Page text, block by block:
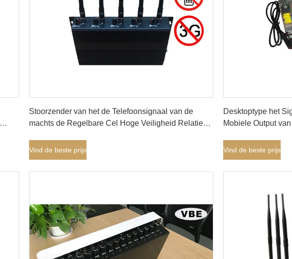
Stoorzender van het de Telefoonsignaal van de
machts de Regelbare Cel Hoge Veiligheid Relatieve
Vind de beste prijs
Desktoptype het
Mobiele Output
Vind de beste prijs